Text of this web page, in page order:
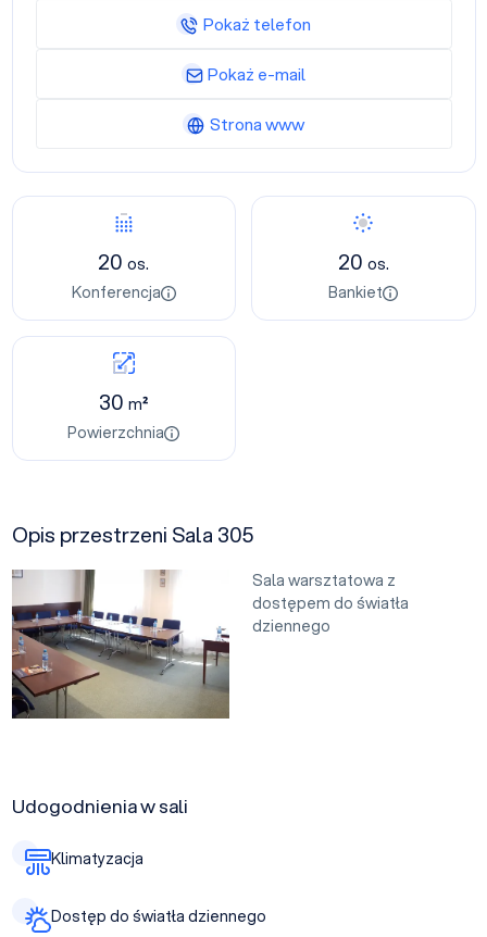
20os.
Konferencja
20 os.
Bankiet
30m²
Powierzchnia
Opis przestrzeni Sala 305
Sala warsztatowa z
dostępem do światła
dziennego
Udogodnienia w sali
Klimatyzacja
Dostęp do światła dziennego
Pokaż telefon
Pokaż e-mail
Strona www